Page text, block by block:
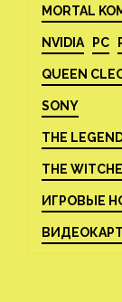
MORTAL
NVIDIA PC
QUEEN
SONY
THE
THE
ИГРОВЫЕ